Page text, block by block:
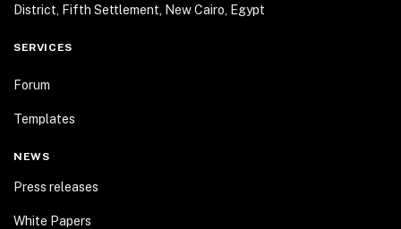
District, Fifth Settlement, New Cairo, Egypt
SERVICES
Forum
Templates
NEWS
Press releases
White Papers